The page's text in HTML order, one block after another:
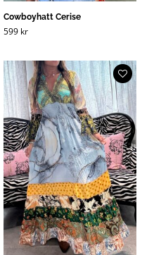
Cowboyhatt Cerise
599 kr